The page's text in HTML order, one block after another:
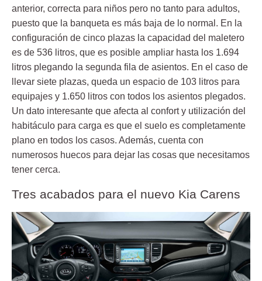
anterior, correcta para niños pero no tanto para adultos,
puesto que la banqueta es más baja de lo normal. En la
configuración de cinco plazas la capacidad del maletero
es de 536 litros, que es posible ampliar hasta los 1.694
litros plegando la segunda fila de asientos. En el caso de
llevar siete plazas, queda un espacio de 103 litros para
equipajes y 1.650 litros con todos los asientos plegados.
Un dato interesante que afecta al confort y utilización del
habitáculo para carga es que el suelo es completamente
plano en todos los casos. Además, cuenta con
numerosos huecos para dejar las cosas que necesitamos
tener cerca.
Tres acabados para el nuevo Kia Carens